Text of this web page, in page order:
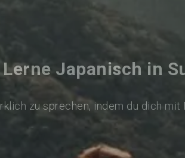
Lerne Japanisch in
zu sprechen, indem du dich